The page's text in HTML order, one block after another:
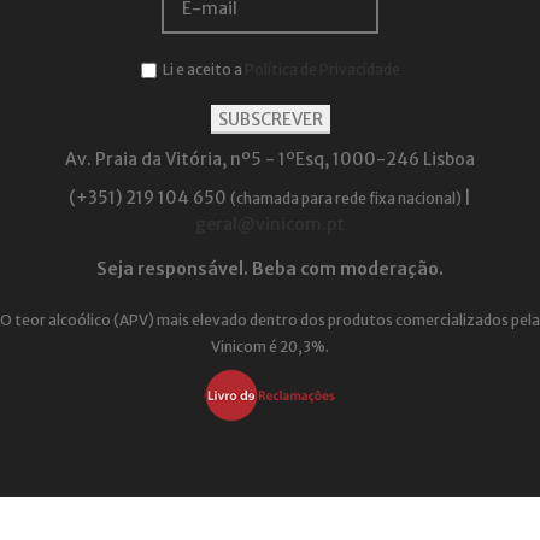
Li e aceito a
Av. Praia da Vitória, nº5 - 1ºEsq, 1000-246 Lisboa
(+351) 219 104 650 (chamada para rede fixa nacional)
Seja responsável. Beba com moderação.
O teor alcoólico (APV) mais elevado dentro dos produtos comercializados pela
Vinicom é 20,3%.